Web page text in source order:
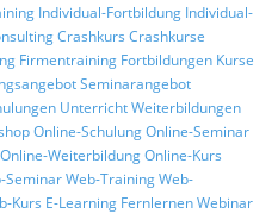
Individual-Fortbildung Individual-
Crashkurs Crashkurse
Firmentraining Fortbildungen Kurse
Seminarangebot
UnterrichtWeiterbildungen
Online-SchulungOnline-Seminar
Online-WeiterbildungOnline-Kurs
SeminarWeb-TrainingWeb-
Kurs E-Learning FernlernenWebinar